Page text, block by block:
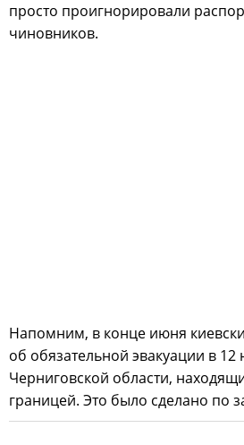
просто проигнорировали
чиновников.
Напомним, в конце июня
об обязательной эвакуации в 12
Черниговской области,
границей. Это было сделано по